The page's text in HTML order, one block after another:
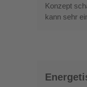
und
Arbeiten
Konzept
kann sehr